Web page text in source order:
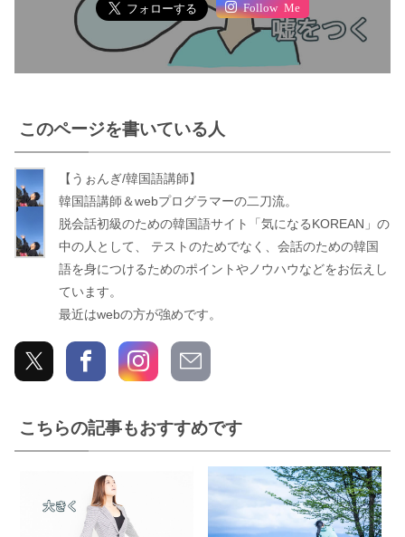
Follow Me
このページを書いている人
う
ぉ
ん
【うぉんぎ/韓国語講師】
韓国語講師＆webプログラマーの二刀流。
脱会話初級のための韓国語サイト「気になるKOREAN」の
中の人として、 テストのためでなく、会話のための韓国
語を身につけるためのポイントやノウハウなどをお伝えし
ています。
最近はwebの方が強めです。
こちらの記事もおすすめです